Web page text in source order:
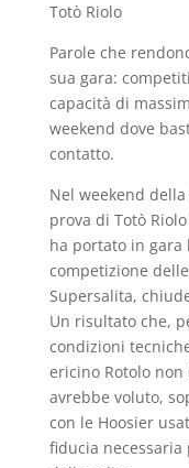
Totò Riolo
Parole che
sua gara:
capacità di
weekend dove
contatto.
Nel weekend
prova di Totò
ha portato in gara
competizione
Supersalita,
Un risultato che,
condizioni
ericino Rotolo
avrebbe voluto,
con le Hoosier
fiducia